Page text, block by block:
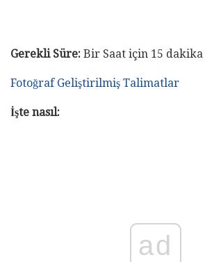
Gerekli Süre: Bir Saat için 15 dakika
Fotoğraf Geliştirilmiş Talimatlar
İşte nasıl:
ad